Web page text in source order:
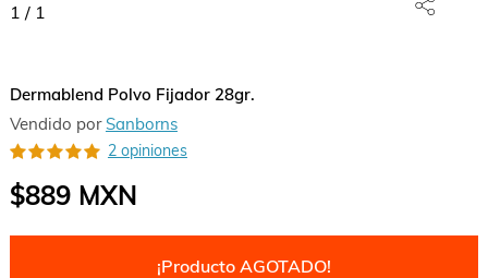
1 / 1
Dermablend Polvo Fijador 28gr.
Vendido por Sanborns
2 opiniones
$889MXN
¡Producto AGOTADO!